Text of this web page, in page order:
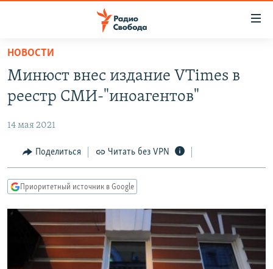
упрощенного
доступа
основному
Вернутся
главной
навигации
Вернутся
АВТОРСКИЕ ПРОЕКТЫ
ЦИТАТЫ СВОБОДЫ
МНЕНИЯ
IDEL.РЕАЛИИ
КАВКАЗ.РЕАЛИИ
СЕВЕР.РЕАЛИИ
СИБИРЬ.РЕАЛИИ
НОВОСТИ
Минюст внес издание VTimes в
реестр СМИ-"иноагентов"
14 мая 2021
Поделиться Читать без VPN
Приоритетный источник в Google